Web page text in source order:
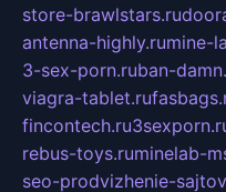
store-brawlstars.ru
antenna-highly.rumine-
3-sex-porn.ruban-
viagra-tablet.ru
fincontech.ru
rebus-toys.ruminelab-
seo-prodvizhenie-